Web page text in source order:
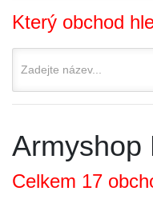
Který obchod
Armyshop
Celkem 17